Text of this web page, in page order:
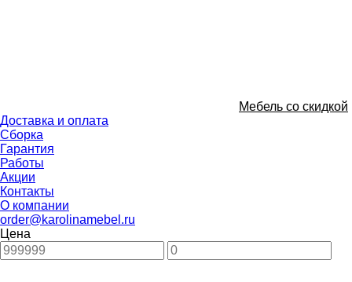
Мебель со скидкой
Доставка и оплата
Сборка
Гарантия
Работы
Акции
Контакты
О компании
order@karolinamebel.ru
Цена